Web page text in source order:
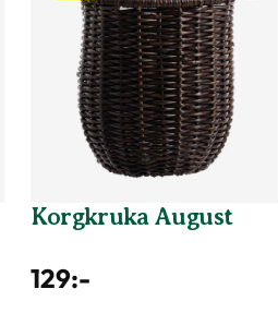
Korgkruka August
129:-